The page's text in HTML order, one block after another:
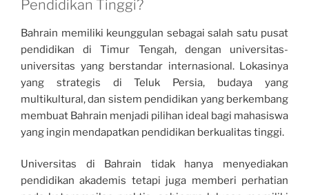
Pendidikan Tinggi?
Bahrain memiliki keunggulan sebagai salah satu pusat
pendidikan di Timur Tengah, dengan universitas-
universitas yang berstandar internasional. Lokasinya
yang strategis di Teluk Persia, budaya yang
multikultural, dan sistem pendidikan yang berkembang
membuat Bahrain menjadi pilihan ideal bagi mahasiswa
yang ingin mendapatkan pendidikan berkualitas tinggi.
Universitas di Bahrain tidak hanya menyediakan
pendidikan akademis tetapi juga memberi perhatian